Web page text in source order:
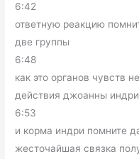
6:42
ответную реакцию
две группы
6:48
как это органов чувств
действия джоанны индри
6:53
и корма индри помните
жесточайшая связка